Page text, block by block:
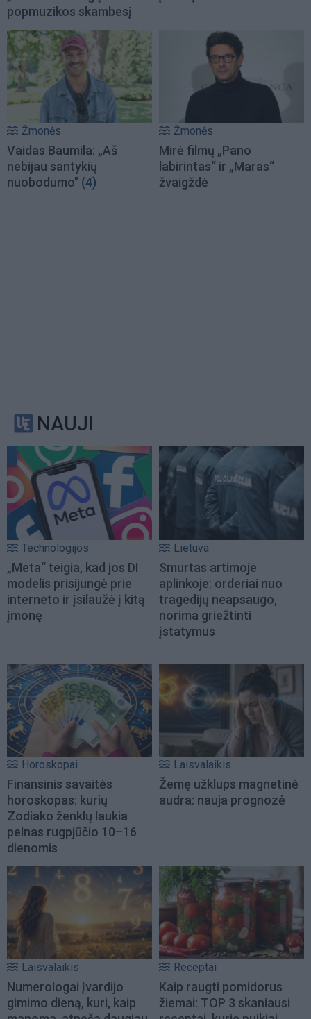
popmuzikos skambesį
Žmonės
Vaidas Baumila: „Aš
nebijau santykių
nuobodumo" (4)
Žmonės
Mirė filmų „Pano
labirintas“ ir „Maras“
žvaigždė
NAUJI
Technologijos
„Meta“ teigia, kad jos DI
modelis prisijungė prie
interneto ir įsilaužė į kitą
įmonę
Lietuva
Smurtas artimoje
aplinkoje: orderiai nuo
tragedijų neapsaugo,
norima griežtinti
įstatymus
Horoskopai
Finansinis savaitės
horoskopas: kurių
Zodiako ženklų laukia
pelnas rugpjūčio 10–16
dienomis
Laisvalaikis
Žemę užklups magnetinė
audra: nauja prognozė
Laisvalaikis
Numerologai įvardijo
gimimo dieną, kuri, kaip
Receptai
Kaip raugti pomidorus
žiemai: TOP 3 skaniausi